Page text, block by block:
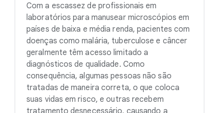
Com a escassez de profissionais em
laboratórios para manusear microscópios em
países de baixa e média renda, pacientes com
doenças como malária, tuberculose e câncer
geralmente têm acesso limitado a
diagnósticos de qualidade. Como
consequência, algumas pessoas não são
tratadas de maneira correta, o que coloca
suas vidas em risco, e outras recebem
tratamento desnecessário, causando a